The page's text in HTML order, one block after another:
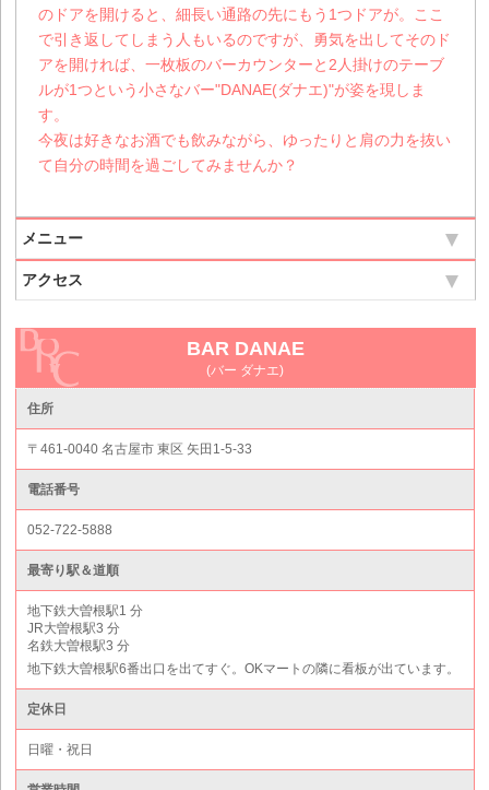
のドアを開けると、細長い通路の先にもう1つドアが。ここ
で引き返してしまう人もいるのですが、勇気を出してそのド
アを開ければ、一枚板のバーカウンターと2人掛けのテーブ
ルが1つという小さなバー"DANAE(ダナエ)"が姿を現しま
す。
今夜は好きなお酒でも飲みながら、ゆったりと肩の力を抜い
て自分の時間を過ごしてみませんか？
メニュー
アクセス
BAR DANAE
(バー ダナエ)
住所
〒461-0040 名古屋市 東区 矢田1-5-33
電話番号
052-722-5888
最寄り駅＆道順
地下鉄大曽根駅1 分
JR大曽根駅3 分
名鉄大曽根駅3 分
地下鉄大曽根駅6番出口を出てすぐ。OKマートの隣に看板が出ています。
定休日
日曜・祝日